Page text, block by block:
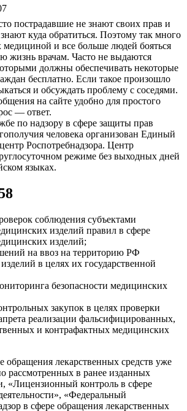
пострадавшие не знают своих прав и
куда обратиться. Поэтому так много
медициной и все больше людей бояться
жизнь врачам. Часто не выдаются
должны обеспечивать некоторые
бесплатно. Если такое произошло
и обсуждать проблему с соседями.
на сайте удобно для простого
— ответ.
по надзору в сфере защиты прав
человека организован Единый
Роспотребнадзора. Центр
режиме без выходных дней
языках.
соблюдения субъектами
изделий правил в сфере
изделий;
на ввоз на территорию РФ
в целях их государственной
безопасности медицинских
закупок в целях проверки
реализации фальсифицированных,
и контрафактных медицинских
обращения лекарственных средств уже
рассмотренных в ранее изданных
«Лицензионный контроль в сфере
«Федеральный
в сфере обращения лекарственных